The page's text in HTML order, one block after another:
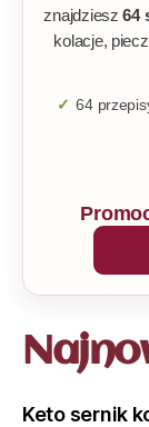
znajdziesz64
kolacje,
64
Keto sernik